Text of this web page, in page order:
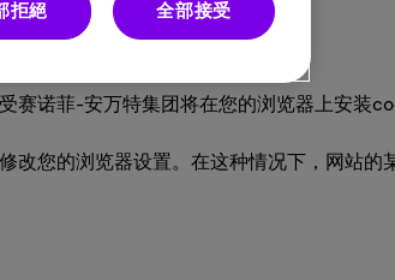
诺菲-安万特集团将在您的浏览器上安装
您的浏览器设置。在这种情况下，网站的
拒絕 全部接受